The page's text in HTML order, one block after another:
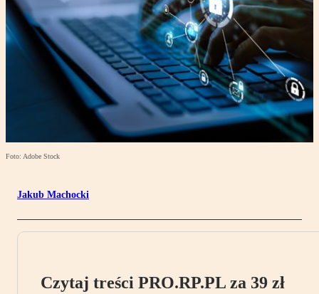
Foto: Adobe Stock
Jakub Machocki
Czytaj treści PRO.RP.PL za 39 zł